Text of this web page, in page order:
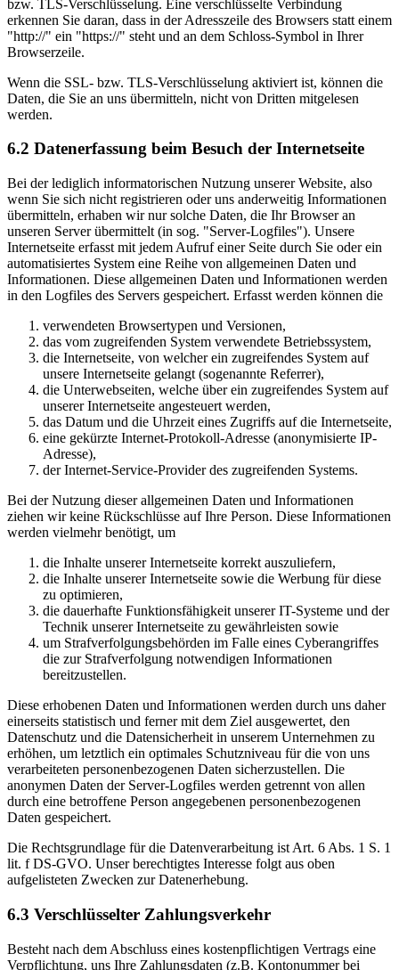
bzw. TLS-Verschlüsselung. Eine verschlüsselte Verbindung
erkennen Sie daran, dass in der Adresszeile des Browsers statt einem
"http://" ein "https://" steht und an dem Schloss-Symbol in Ihrer
Browserzeile.
Wenn die SSL- bzw. TLS-Verschlüsselung aktiviert ist, können die
Daten, die Sie an uns übermitteln, nicht von Dritten mitgelesen
werden.
6.2 Datenerfassung beim Besuch der Internetseite
Bei der lediglich informatorischen Nutzung unserer Website, also
wenn Sie sich nicht registrieren oder uns anderweitig Informationen
übermitteln, erhaben wir nur solche Daten, die Ihr Browser an
unseren Server übermittelt (in sog. "Server-Logfiles"). Unsere
Internetseite erfasst mit jedem Aufruf einer Seite durch Sie oder ein
automatisiertes System eine Reihe von allgemeinen Daten und
Informationen. Diese allgemeinen Daten und Informationen werden
in den Logfiles des Servers gespeichert. Erfasst werden können die
verwendeten Browsertypen und Versionen,
das vom zugreifenden System verwendete Betriebssystem,
die Internetseite, von welcher ein zugreifendes System auf
unsere Internetseite gelangt (sogenannte Referrer),
die Unterwebseiten, welche über ein zugreifendes System auf
unserer Internetseite angesteuert werden,
das Datum und die Uhrzeit eines Zugriffs auf die Internetseite,
eine gekürzte Internet-Protokoll-Adresse (anonymisierte IP-
Adresse),
der Internet-Service-Provider des zugreifenden Systems.
Bei der Nutzung dieser allgemeinen Daten und Informationen
ziehen wir keine Rückschlüsse auf Ihre Person. Diese Informationen
werden vielmehr benötigt, um
die Inhalte unserer Internetseite korrekt auszuliefern,
die Inhalte unserer Internetseite sowie die Werbung für diese
zu optimieren,
die dauerhafte Funktionsfähigkeit unserer IT-Systeme und der
Technik unserer Internetseite zu gewährleisten sowie
um Strafverfolgungsbehörden im Falle eines Cyberangriffes
die zur Strafverfolgung notwendigen Informationen
bereitzustellen.
Diese erhobenen Daten und Informationen werden durch uns daher
einerseits statistisch und ferner mit dem Ziel ausgewertet, den
Datenschutz und die Datensicherheit in unserem Unternehmen zu
erhöhen, um letztlich ein optimales Schutzniveau für die von uns
verarbeiteten personenbezogenen Daten sicherzustellen. Die
anonymen Daten der Server-Logfiles werden getrennt von allen
durch eine betroffene Person angegebenen personenbezogenen
Daten gespeichert.
Die Rechtsgrundlage für die Datenverarbeitung ist Art. 6 Abs. 1 S. 1
lit. f DS-GVO. Unser berechtigtes Interesse folgt aus oben
aufgelisteten Zwecken zur Datenerhebung.
6.3 Verschlüsselter Zahlungsverkehr
Besteht nach dem Abschluss eines kostenpflichtigen Vertrags eine
Verpflichtung, uns Ihre Zahlungsdaten (z.B. Kontonummer bei